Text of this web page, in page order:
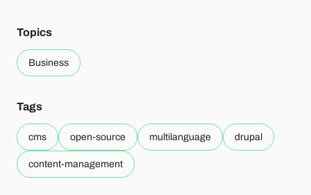
Topics
Business
Tags
cms open-source multilanguage drupal
content-management